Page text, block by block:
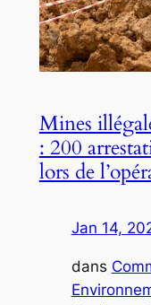
Mines
: 200
lors de
Jan 14,
dans